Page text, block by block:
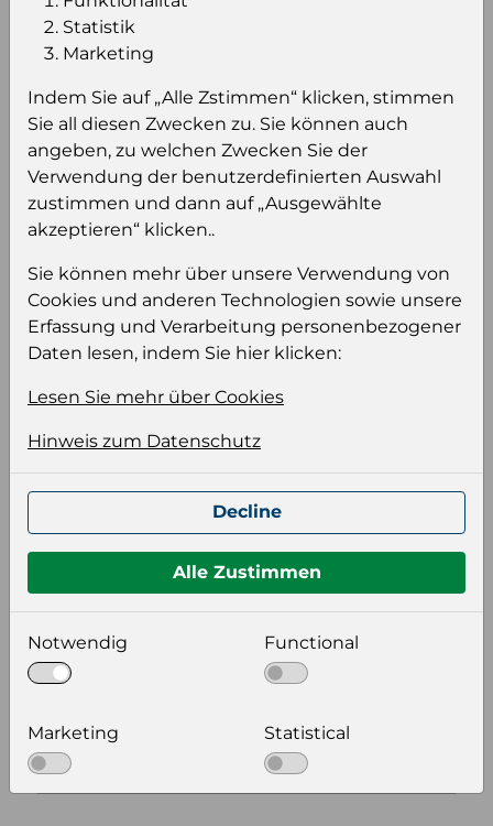
Einloggen um den Preis zu
sehen
Sie müssen eingeloggt sein, um Preise zu
sehen und/oder dieses Produkt zu kaufen.
Einloggen Anmeldung für B2B Konto
Produktinformation
Ihre Produktdatei aus
Format auswählen
Bildeinstellungen
Bildauflösung
Statistik
Marketing
Indem Sie auf „Alle Zstimmen“ klicken, stimmen
Sie all diesen Zwecken zu. Sie können auch
angeben, zu welchen Zwecken Sie der
Verwendung der benutzerdefinierten Auswahl
zustimmen und dann auf „Ausgewählte
akzeptieren“ klicken..
Sie können mehr über unsere Verwendung von
Cookies und anderen Technologien sowie unsere
Erfassung und Verarbeitung personenbezogener
Daten lesen, indem Sie hier klicken:
Lesen Sie mehr über Cookies
Hinweis zum Datenschutz
Decline
Alle Zustimmen
Notwendig Functional
Marketing Statistical